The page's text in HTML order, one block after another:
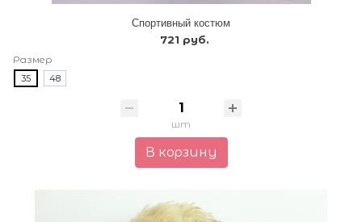
Спортивный костюм
721 руб.
Размер
35 48
шт
В корзину